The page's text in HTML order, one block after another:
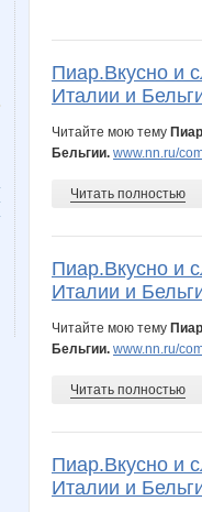
Пиар.Вкусно и
Италии и
Читайте мою тему
Бельгии. www.nn.ru/
Читать полностью
Пиар.Вкусно и
Италии и
Читайте мою тему
Бельгии. www.nn.ru/
Читать полностью
Пиар.Вкусно и
Италии и